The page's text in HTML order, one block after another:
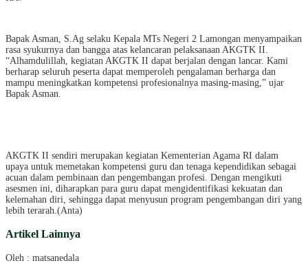
Bapak Asman, S.Ag selaku Kepala MTs Negeri 2 Lamongan menyampaikan
rasa syukurnya dan bangga atas kelancaran pelaksanaan AKGTK II.
“Alhamdulillah, kegiatan AKGTK II dapat berjalan dengan lancar. Kami
berharap seluruh peserta dapat memperoleh pengalaman berharga dan
mampu meningkatkan kompetensi profesionalnya masing-masing,” ujar
Bapak Asman.
AKGTK II sendiri merupakan kegiatan Kementerian Agama RI dalam
upaya untuk memetakan kompetensi guru dan tenaga kependidikan sebagai
acuan dalam pembinaan dan pengembangan profesi. Dengan mengikuti
asesmen ini, diharapkan para guru dapat mengidentifikasi kekuatan dan
kelemahan diri, sehingga dapat menyusun program pengembangan diri yang
lebih terarah.(Anta)
Artikel Lainnya
Oleh : matsanedala